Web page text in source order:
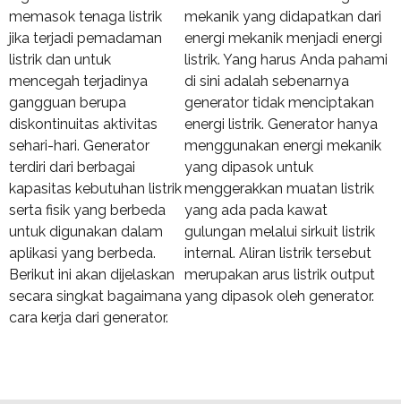
memasok tenaga listrik
jika terjadi pemadaman
listrik dan untuk
mencegah terjadinya
gangguan berupa
diskontinuitas aktivitas
sehari-hari. Generator
terdiri dari berbagai
kapasitas kebutuhan listrik
serta fisik yang berbeda
untuk digunakan dalam
aplikasi yang berbeda.
Berikut ini akan dijelaskan
secara singkat bagaimana
cara kerja dari generator.
mekanik yang didapatkan dari
energi mekanik menjadi energi
listrik. Yang harus Anda pahami
di sini adalah sebenarnya
generator tidak menciptakan
energi listrik. Generator hanya
menggunakan energi mekanik
yang dipasok untuk
menggerakkan muatan listrik
yang ada pada kawat
gulungan melalui sirkuit listrik
internal. Aliran listrik tersebut
merupakan arus listrik output
yang dipasok oleh generator.